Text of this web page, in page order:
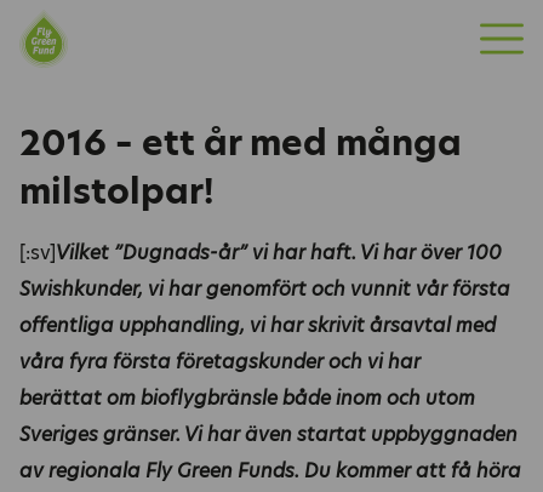
Fly Green Fund
2016 – ett år med många
milstolpar!
[:sv]Vilket ”Dugnads-år” vi har haft. Vi har över 100
Swishkunder, vi har genomfört och vunnit vår första
offentliga upphandling, vi har skrivit årsavtal med
våra fyra första företagskunder och vi har
berättatom bioflygbränsle både inom och utom
Sveriges gränser. Vi har även startat uppbyggnaden
av regionala Fly Green Funds. Du kommer att få höra